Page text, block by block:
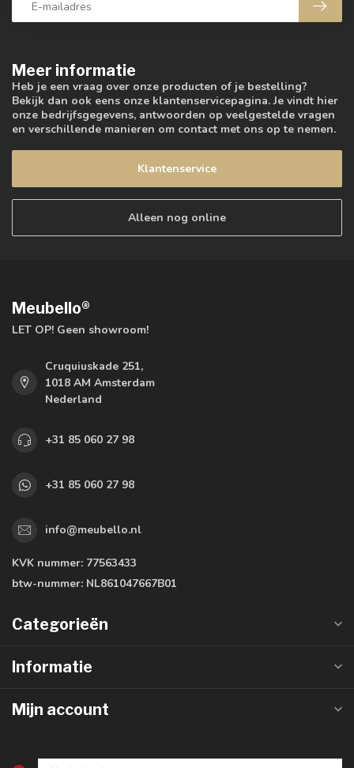
Meer informatie
Heb je een vraag over onze producten of je bestelling?
Bekijk dan ook eens onze klantenservicepagina. Je vindt hier
onze bedrijfsgegevens, antwoorden op veelgestelde vragen
en verschillende manieren om contact met ons op te nemen.
Klantenservice
Alleen nog online
Meubello®
LET OP! Geen showroom!
Cruquiuskade 251,
1018 AM Amsterdam
Nederland
+31 85 060 27 98
+31 85 060 27 98
info@meubello.nl
KVK nummer: 77563433
btw-nummer: NL861047667B01
Categorieën
Informatie
Mijn account